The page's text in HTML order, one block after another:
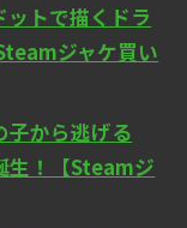
ットで描くドラ
ジャケ買い
子から逃げる
生！【Steamジ